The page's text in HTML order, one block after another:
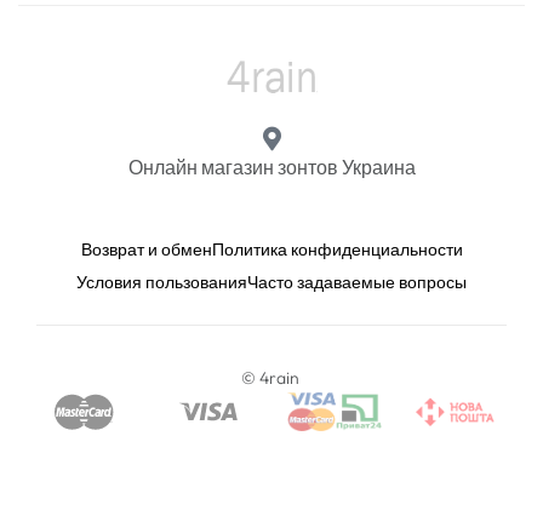
Онлайн магазин зонтов Украина
Возврат и обменПолитика конфиденциальности
Условия пользованияЧасто задаваемые вопросы
© 4rain